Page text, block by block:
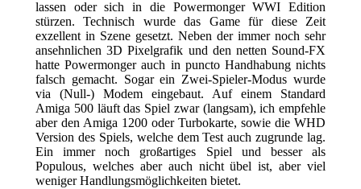
lassen oder sich in die Powermonger WWI Edition
stürzen. Technisch wurde das Game für diese Zeit
exzellent in Szene gesetzt. Neben der immer noch sehr
ansehnlichen 3D Pixelgrafik und den netten Sound-FX
hatte Powermonger auch in puncto Handhabung nichts
falsch gemacht. Sogar ein Zwei-Spieler-Modus wurde
via (Null-) Modem eingebaut. Auf einem Standard
Amiga 500 läuft das Spiel zwar (langsam), ich empfehle
aber den Amiga 1200 oder Turbokarte, sowie die WHD
Version des Spiels, welche dem Test auch zugrunde lag.
Ein immer noch großartiges Spiel und besser als
Populous, welches aber auch nicht übel ist, aber viel
weniger Handlungsmöglichkeiten bietet.